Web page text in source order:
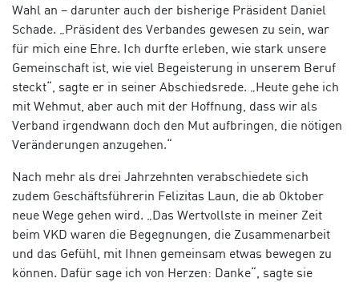
Wahl an – darunter auch der bisherige Präsident Daniel
Schade.
„Präsident des Verbandes gewesen zu sein, war
für mich eine Ehre. Ich durfte erleben, wie stark unsere
Gemeinschaft ist, wie viel Begeisterung in unserem Beruf
steckt“, sagte er in seiner Abschiedsrede. „Heute gehe ich
mit Wehmut, aber auch mit der Hoffnung, dass wir als
Verband irgendwann doch den Mut aufbringen, die nötigen
Veränderungen anzugehen.“
Nach mehr als drei Jahrzehnten verabschiedete sich
zudem Geschäftsführerin Felizitas Laun, die ab Oktober
neue Wege gehen wird. „Das Wertvollste in meiner Zeit
beim VKD waren die Begegnungen, die Zusammenarbeit
und das Gefühl, mit Ihnen gemeinsam etwas bewegen zu
können. Dafür sage ich von Herzen: Danke“, sagte sie